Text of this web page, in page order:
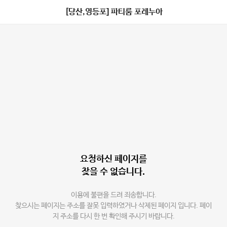
[당산,영등포] 파티룸 포레누아
요청하신 페이지를
찾을 수 없습니다.
이용에 불편을 드려 죄송합니다.
찾으시는 페이지는 주소를 잘못 입력하였거나 삭제된 페이지 입니다. 페이
지 주소를 다시 한 번 확인해 주시기 바랍니다.